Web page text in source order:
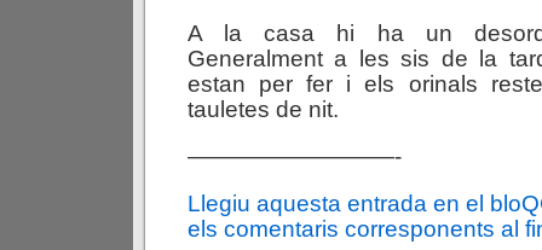
A la casa hi ha un
Generalment a les sis de la
estan per fer i els orinals
tauletes de nit.
—————————-
Llegiu aquesta entrada en el
els comentaris corresponents al